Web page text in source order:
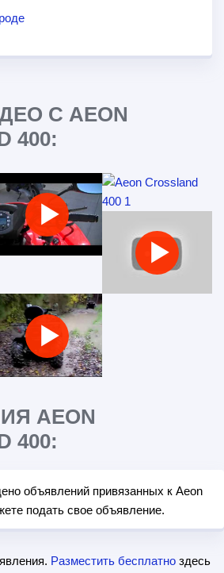
С AEON
400:
AEON
400:
объявлений привязанных к Aeon
подать свое объявление.
Разместить бесплатно здесь